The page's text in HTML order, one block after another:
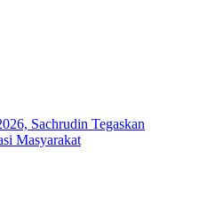
Sachrudin Tegaskan
Masyarakat